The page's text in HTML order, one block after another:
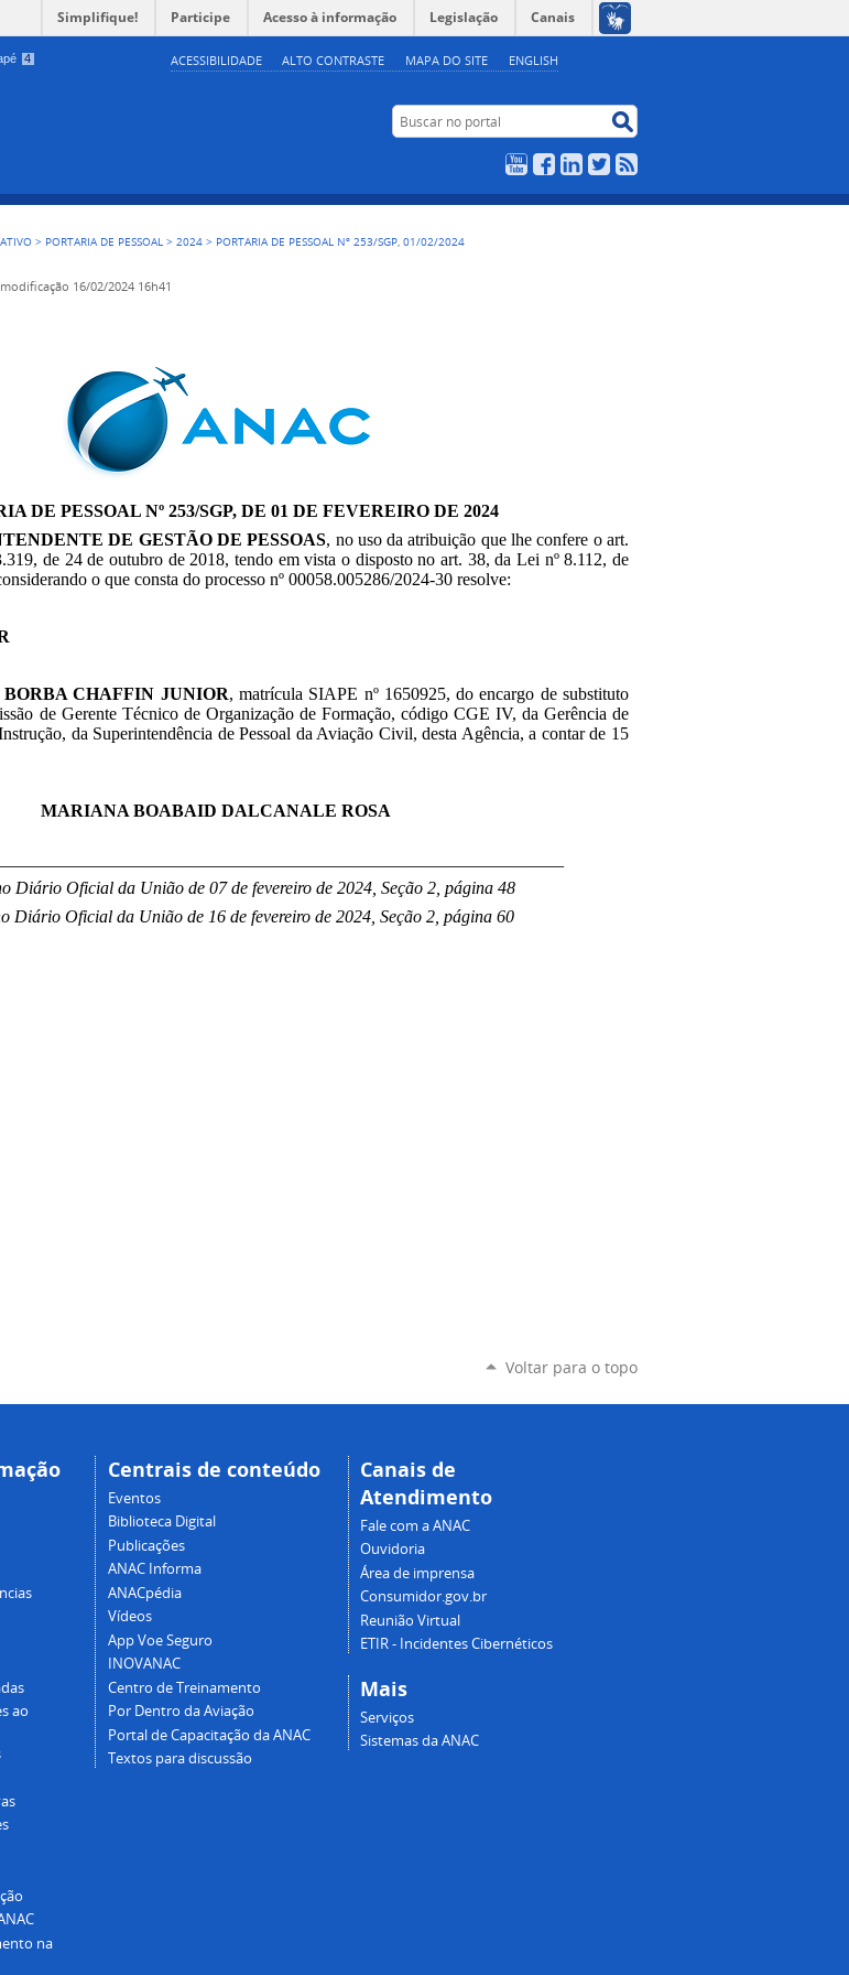
4 ACESSIBILIDADE ALTO CONTRASTE MAPA DO SITE ENGLISH
Simplifique! Participe Acesso à informação Legislação Canais
Buscar no portal
YouTubeFacebookLinkedIn
Twitter
> PORTARIA DE PESSOAL >2024 > PORTARIA DE PESSOAL Nº 253/SGP, 01/02/2024
16/02/2024 16h41
DE PESSOAL Nº 253/SGP, DE 01 DE FEVEREIRO DE 2024
DE GESTÃO DE PESSOAS, no uso da atribuição que lhe confere o art.
de 24 de outubro de 2018, tendo em vista o disposto no art. 38, da Lei nº 8.112, de
o que consta do processo nº 00058.005286/2024-30 resolve:
CHAFFIN JUNIOR, matrícula SIAPE nº 1650925, do encargo de substituto
de Gerente Técnico de Organização de Formação, código CGE IV, da Gerência de
da Superintendência de Pessoal da Aviação Civil, desta Agência, a contar de 15
MARIANA BOABAID DALCANALE ROSA
Diário Oficial da União de 07 de fevereiro de 2024, Seção 2, página 48
Diário Oficial da União de 16 de fevereiro de 2024, Seção 2, página 60
Voltar para o topo
ao
na
Centrais de conteúdo
Eventos
Biblioteca Digital
Publicações
ANAC Informa
ANACpédia
Vídeos
App Voe Seguro
INOVANAC
Centro de Treinamento
Por Dentro da Aviação
Portal de Capacitação da ANAC
Textos para discussão
Canais de
Atendimento
Fale com a ANAC
Ouvidoria
Área de imprensa
Consumidor.gov.br
Reunião Virtual
ETIR - Incidentes Cibernéticos
Mais
Serviços
Sistemas da ANAC